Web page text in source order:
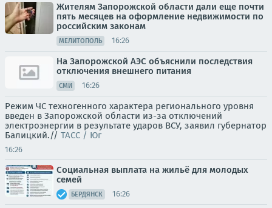
Жителям Запорожской области дали еще почти
пять месяцев на оформление недвижимости по
российским законам
МЕЛИТОПОЛЬ 16:26
На Запорожской АЭС объяснили последствия
отключения внешнего питания
СМИ 16:26
Режим ЧС техногенного характера регионального уровня
введен в Запорожской области из-за отключений
электроэнергии в результате ударов ВСУ, заявил губернатор
Балицкий.// ТАСС / Юг
16:26
Социальная выплата на жильё для молодых
семей
БЕРДЯНСК 16:26